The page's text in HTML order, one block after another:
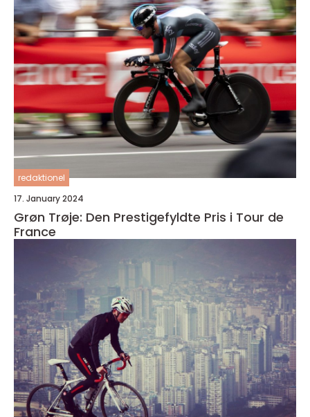
redaktionel
17. January 2024
Grøn Trøje: Den Prestigefyldte Pris i Tour de
France